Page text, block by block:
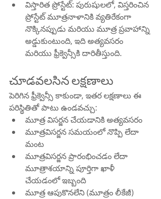
విస్తారిత ప్రోస్టేట్: పురుషులలో, విస్తరించిన
ప్రోస్టేట్ మూత్రనాళానికి వ్యతిరేకంగా
నొక్కినప్పుడు మరియు మూత్ర ప్రవాహాన్ని
అడ్డుకుంటుంది, ఇది అత్యవసరం
మరియు ఫ్రీక్వెన్సీకి దారితీస్తుంది.
చూడవలసిన లక్షణాలు
పెరిగిన ఫ్రీక్వెన్సీ కాకుండా, ఇతర లక్షణాలు ఈ
పరిస్థితితో పాటు ఉండవచ్చు:
మూత్ర విసర్జన చేయడానికి అత్యవసరం
మూత్రవిసర్జన సమయంలో నొప్పి లేదా
మంట
మూత్రవిసర్జన ప్రారంభించడం లేదా
మూత్రాశయాన్ని పూర్తిగా ఖాళీ
చేయడంలో ఇబ్బంది
మూత్ర ఆపుకొనలేని (మూత్రం లీకేజీ)